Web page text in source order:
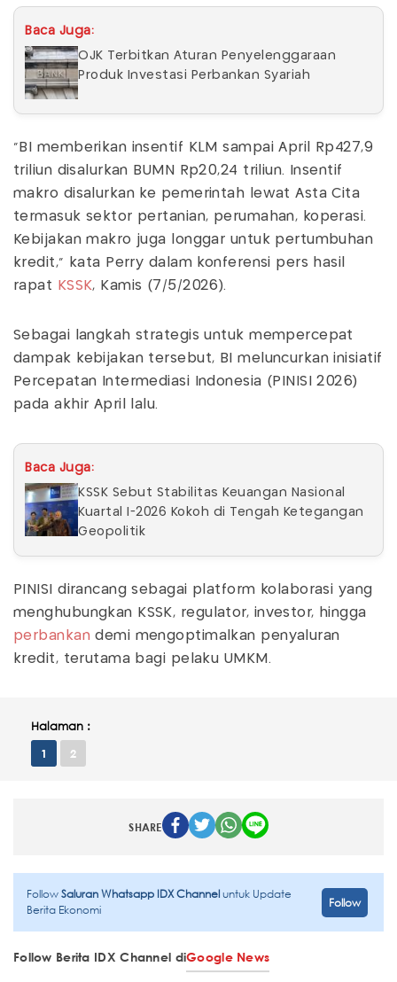
Baca Juga:
OJK Terbitkan Aturan Penyelenggaraan
Produk Investasi Perbankan Syariah
“BI memberikan insentif KLM sampai April Rp427,9
triliun disalurkan BUMN Rp20,24 triliun. Insentif
makro disalurkan ke pemerintah lewat Asta Cita
termasuk sektor pertanian, perumahan, koperasi.
Kebijakan makro juga longgar untuk pertumbuhan
kredit," kata Perry dalam konferensi pers hasil
rapat
KSSK, Kamis (7/5/2026).
Sebagai langkah strategis untuk mempercepat
dampak kebijakan tersebut, BI meluncurkan inisiatif
Percepatan Intermediasi Indonesia (PINISI 2026)
pada akhir April lalu.
Baca Juga:
KSSK Sebut Stabilitas Keuangan Nasional
Kuartal I-2026 Kokoh di Tengah Ketegangan
Geopolitik
PINISI dirancang sebagai platform kolaborasi yang
menghubungkan KSSK, regulator, investor, hingga
perbankan demi mengoptimalkan penyaluran
kredit, terutama bagi pelaku UMKM.
Halaman :
1 2
SHARE
FollowSaluran Whatsapp IDX Channeluntuk Update
Berita Ekonomi
Follow
Follow Berita IDX Channel diGoogle News